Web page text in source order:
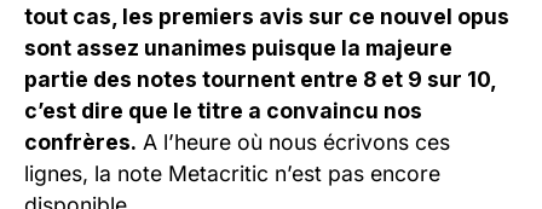
tout cas, les premiers avis sur ce nouvel opus
sont assez unanimes puisque la majeure
partie des notes tournent entre 8 et 9 sur 10,
c’est dire que le titre a convaincu nos
confrères. A l’heure où nous écrivons ces
lignes, la note Metacritic n’est pas encore